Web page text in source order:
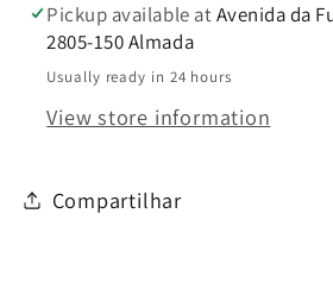
Pickup available atAvenida da
2805-150 Almada
Usually ready in 24 hours
View store information
Compartilhar